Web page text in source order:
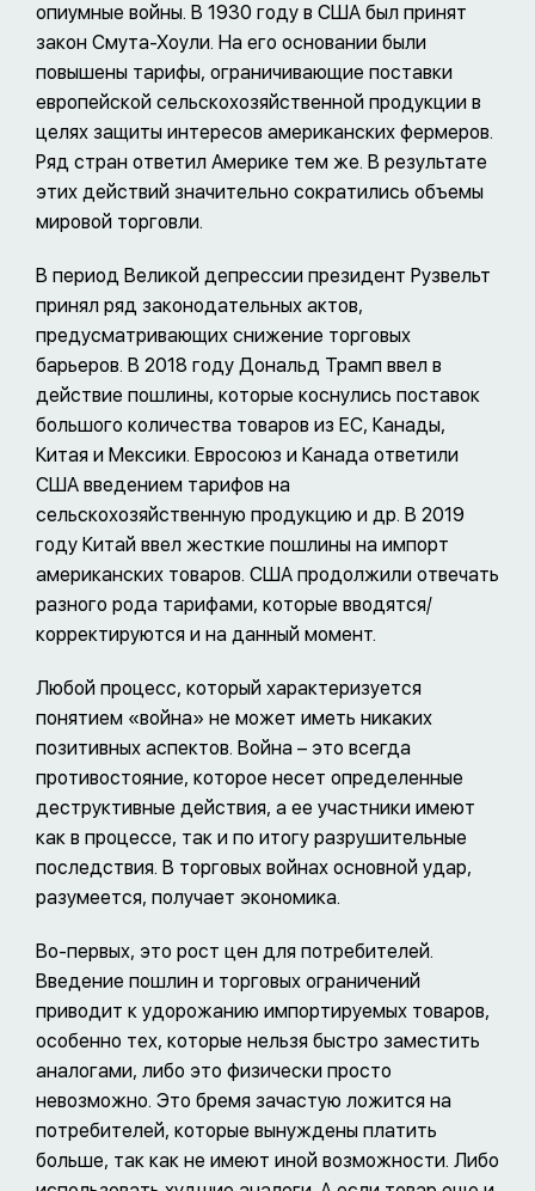
опиумные войны. В 1930 году в США был принят
закон Смута-Хоули. На его основании были
повышены тарифы, ограничивающие поставки
европейской сельскохозяйственной продукции в
целях защиты интересов американских фермеров.
Ряд стран ответил Америке тем же. В результате
этих действий значительно сократились объемы
мировой торговли.
В период Великой депрессии президент Рузвельт
принял ряд законодательных актов,
предусматривающих снижение торговых
барьеров. В 2018 году Дональд Трамп ввел в
действие пошлины, которые коснулись поставок
большого количества товаров из ЕС, Канады,
Китая и Мексики. Евросоюз и Канада ответили
США введением тарифов на
сельскохозяйственную продукцию и др. В 2019
году Китай ввел жесткие пошлины на импорт
американских товаров. США продолжили отвечать
разного рода тарифами, которые вводятся/
корректируются и на данный момент.
Любой процесс, который характеризуется
понятием «война» не может иметь никаких
позитивных аспектов. Война – это всегда
противостояние, которое несет определенные
деструктивные действия, а ее участники имеют
как в процессе, так и по итогу разрушительные
последствия. В торговых войнах основной удар,
разумеется, получает экономика.
Во-первых, это рост цен для потребителей.
Введение пошлин и торговых ограничений
приводит к удорожанию импортируемых товаров,
особенно тех, которые нельзя быстро заместить
аналогами, либо это физически просто
невозможно. Это бремя зачастую ложится на
потребителей, которые вынуждены платить
больше, так как не имеют иной возможности. Либо